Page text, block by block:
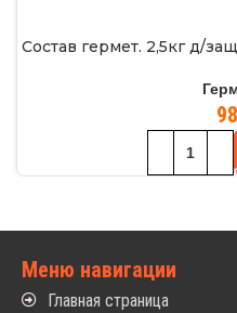
Состав гермет. 2,5кг д/
Меню навигации
Главная страница